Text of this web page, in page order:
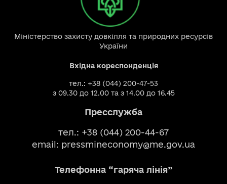
Міністерство захисту довкілля та природних ресурсів
України
Вхідна кореспонденція
тел.: +38 (044) 200-47-53
з 09.30 до 12.00 та з 14.00 до 16.45
Пресслужба
тел.: +38 (044) 200-44-67
email: pressmineconomy@me.gov.ua
Телефонна “гаряча лінія”